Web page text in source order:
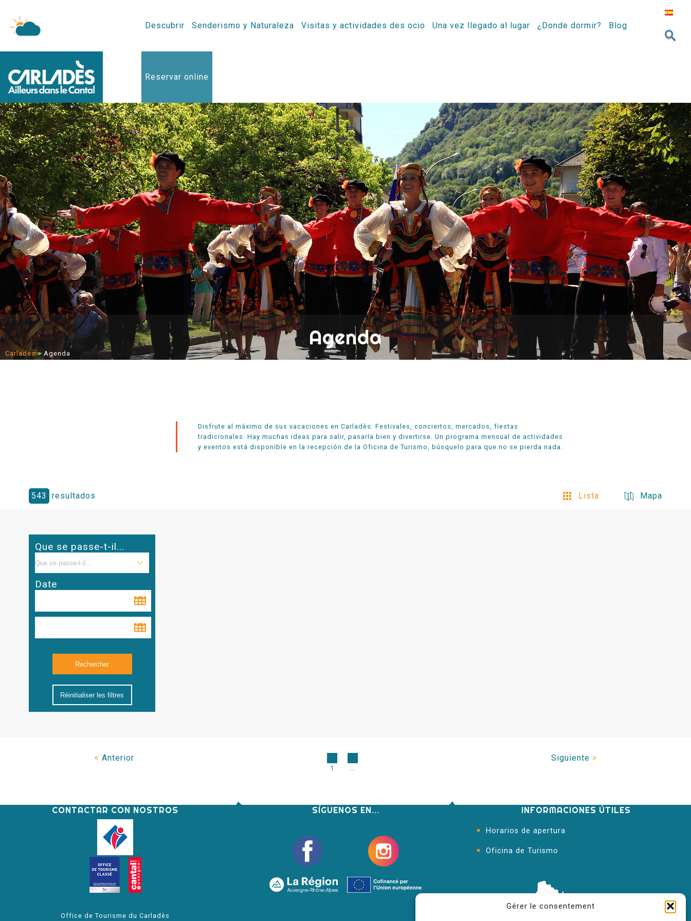
Gérer le consentement
Descubrir Senderismo y Naturaleza Visitas y actividades des ocio Una vez llegado al lugar ¿Donde dormir? Blog
Reservar online
Agenda
Carlades>Agenda
Disfrute al máximo de sus vacaciones en Carladès. Festivales, conciertos, mercados, fiestas
tradicionales. Hay muchas ideas para salir, pasarla bien y divertirse. Un programa mensual de actividades
y eventos está disponible en la recepción de la Oficina de Turismo, búsquelo para que no se pierda nada.
543 resultados Lista Mapa
Que se passe-t-il...
Date
Réinitialiser les filtres
< Anterior
1
Siguiente >
CONTACTAR CON NOSTROS
Office de Tourisme du Carladès
SÍGUENOS EN... INFORMACIONES ÚTILES
Horarios de apertura
Oficina de Turismo